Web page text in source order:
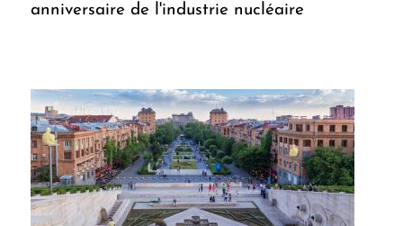
anniversaire de l'industrie nucléaire